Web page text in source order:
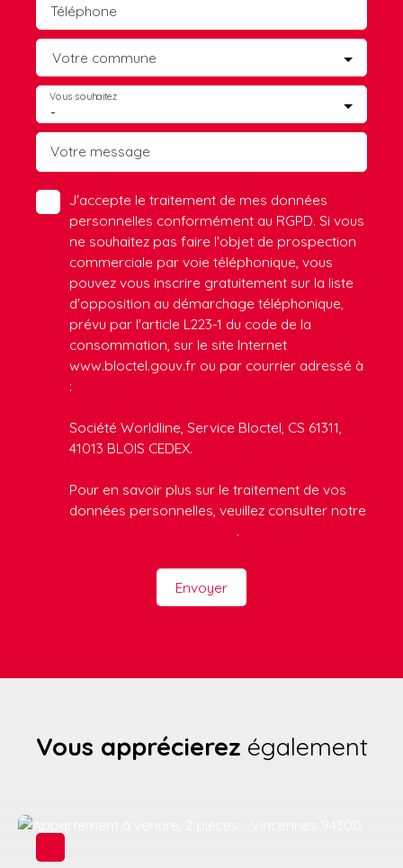
Téléphone
Votre commune
-
Vous souhaitez
Votre message
J'accepte le traitement de mes données
personnelles conformément au RGPD. Si vous
ne souhaitez pas faire l'objet de prospection
commerciale par voie téléphonique, vous
pouvez vous inscrire gratuitement sur la liste
d'opposition au démarchage téléphonique,
prévu par l'article L223-1 du code de la
consommation, sur le site Internet
www.bloctel.gouv.fr ou par courrier adressé à
:
Société Worldline, Service Bloctel, CS 61311,
41013 BLOIS CEDEX.
Pour en savoir plus sur le traitement de vos
données personnelles, veuillez consulter notre
.
Envoyer
Vous apprécierez également